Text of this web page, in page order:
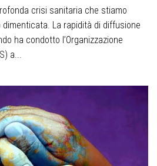
crisi sanitaria che stiamo
La rapidità di diffusione
ha condotto l’Organizzazione
a...